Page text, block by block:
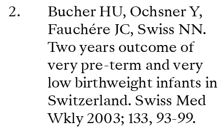
Bucher HU, Ochsner Y,
Fauchére JC, Swiss NN.
Two years outcome of
very pre-term and very
low birthweight infants in
Switzerland. Swiss Med
Wkly 2003; 133, 93-99.